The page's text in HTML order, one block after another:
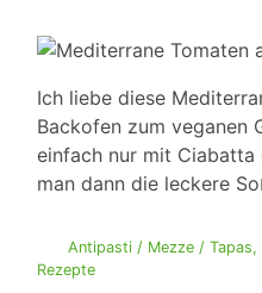
Ich liebe diese
Backofen zum veganen
einfach nur mit
man dann die leckere
Antipasti / Mezze / Tapas,
Rezepte